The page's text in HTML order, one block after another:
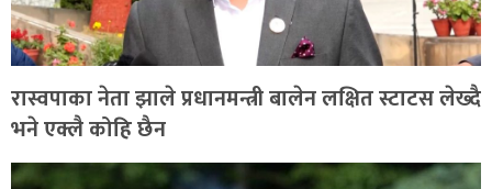
रास्वपाका नेता झाले प्रधानमन्त्री बालेन लक्षित स्टाटस लेख्दै
भने एक्लै कोहि छैन